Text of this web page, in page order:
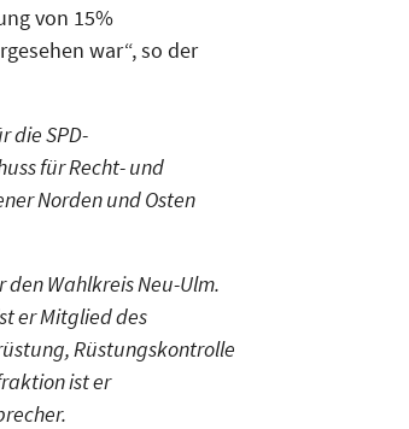
von 15%
war“, so der
die SPD-
für Recht- und
Norden und Osten
Wahlkreis Neu-Ulm.
er Mitglied des
Rüstungskontrolle
ist er